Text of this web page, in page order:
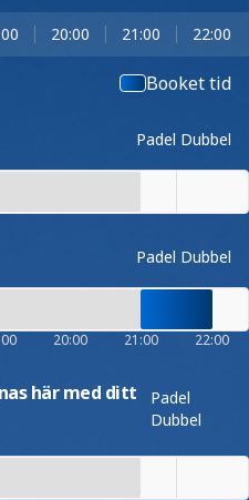
20:00 21:00 22:00
Booket tid
Padel Dubbel
Padel Dubbel
20:00 21:00 22:00
här med ditt
Padel
Dubbel